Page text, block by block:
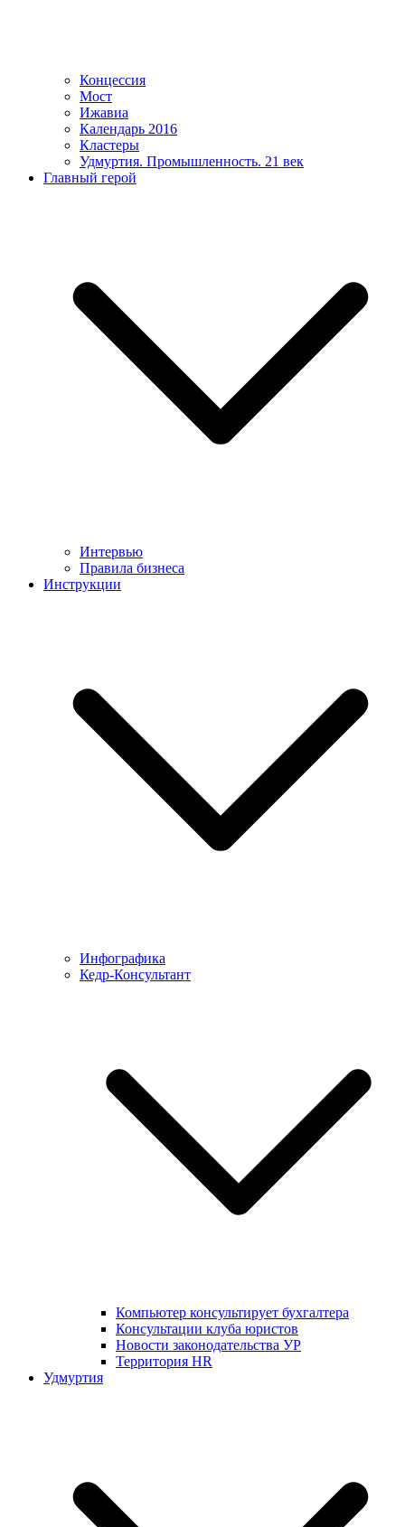
Концессия
Мост
Ижавиа
Календарь 2016
Кластеры
Удмуртия. Промышленность. 21 век
Главный герой
Интервью
Правила бизнеса
Инструкции
Инфографика
Кедр-Консультант
Компьютер консультирует бухгалтера
Консультации клуба юристов
Новости законодательства УР
Территория HR
Удмуртия